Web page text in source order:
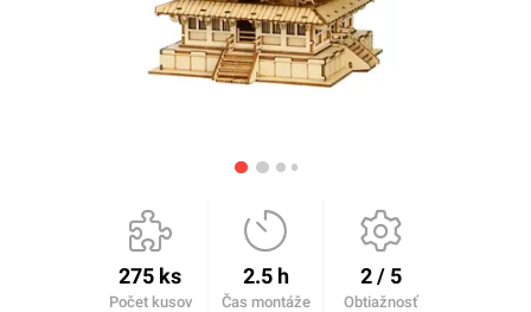
275 ks
Počet kusov
2.5 h
Čas montáže
2 / 5
Obtiažnosť